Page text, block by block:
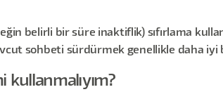
belirli bir süre inaktiflik) sıfırlama
sohbeti sürdürmek genellikle daha